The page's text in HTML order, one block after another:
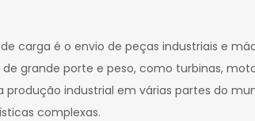
carga é o envio de peças industriais e
grande porte e peso, como turbinas,
industrial em várias partes do
complexas.